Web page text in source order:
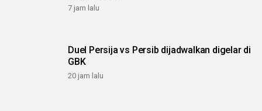
7 jam lalu
Duel Persija vs Persib dijadwalkan digelar di
GBK
20 jam lalu